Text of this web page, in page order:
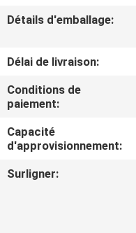
VISITE
L'USINE
CONTRÔLE
DE
LA
Détails d'emballage:
Délai de livraison:
Conditions de
paiement:
Capacité
d'approvisionnement:
Surligner: